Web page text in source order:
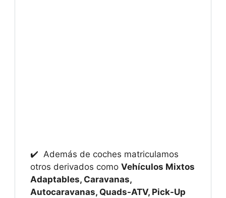
✔️ Además de coches matriculamos
otros derivados como Vehículos Mixtos
Adaptables, Caravanas,
Autocaravanas, Quads-ATV, Pick-Up